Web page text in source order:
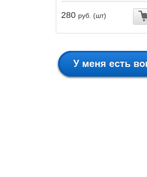
280 руб. (шт)